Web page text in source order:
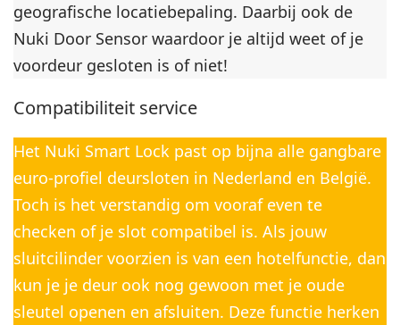
geografische locatiebepaling. Daarbij ook de
Nuki Door Sensor waardoor je altijd weet of je
voordeur gesloten is of niet!
Compatibiliteit service
Het Nuki Smart Lock past op bijna alle gangbare
euro-profiel deursloten in Nederland en België.
Toch is het verstandig om vooraf even te
checken of je slot compatibel is. Als jouw
sluitcilinder voorzien is van een hotelfunctie, dan
kun je je deur ook nog gewoon met je oude
sleutel openen en afsluiten. Deze functie herken